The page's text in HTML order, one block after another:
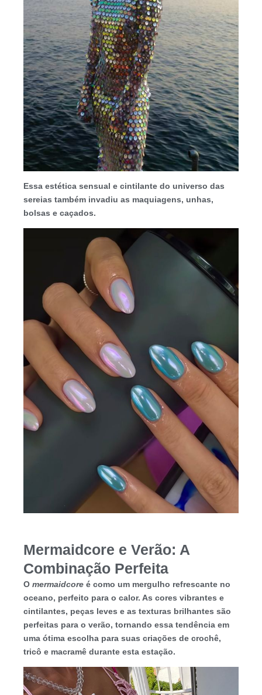
Essa estética sensual e cintilante do universo das
sereias também invadiu as maquiagens, unhas,
bolsas e caçados.
Mermaidcore e Verão: A
Combinação Perfeita
O mermaidcore é como um mergulho refrescante no
oceano, perfeito para o calor. As cores vibrantes e
cintilantes, peças leves e as texturas brilhantes são
perfeitas para o verão, tornando essa tendência em
uma ótima escolha para suas criações de crochê,
tricô e macramê durante esta estação.